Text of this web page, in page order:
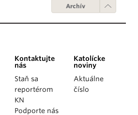
Archív
Kontaktujte
nás
Staň sa
reportérom
KN
Podporte nás
Katolícke
noviny
Aktuálne
číslo